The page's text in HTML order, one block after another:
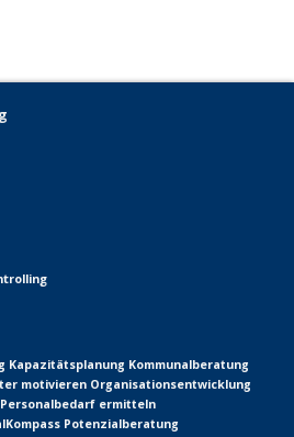
Kapazitätsplanung Kommunalberatung
motivieren Organisationsentwicklung
Personalbedarf ermitteln
Potenzialberatung